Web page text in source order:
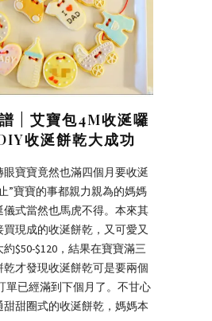
| 艾寶包4M收涎囉
收涎餅乾大成功
寶寶竟然也滿四個月要收涎
”寶寶的事都親力親為的媽媽
儀式當然也馬虎不得。本來其
現成的收涎餅乾，又可愛又
$50-$120，結果在寶寶滿三
才發現收涎餅乾可是要兩個
單已經滿到下個月了。不甘心
甜圈式的收涎餅乾，媽媽本